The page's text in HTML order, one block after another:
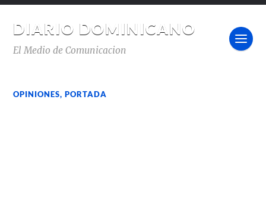
DIARIO DOMINICANO
El Medio de Comunicacion
OPINIONES,PORTADA